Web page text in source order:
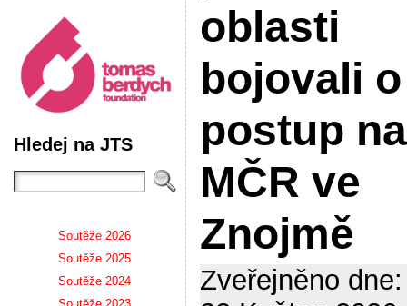
Hledej na JTS
Soutěže 2026
Soutěže 2025
Soutěže 2024
oblasti
bojovali o
postup na
MČR ve
Znojmě
Zveřejněno dne: